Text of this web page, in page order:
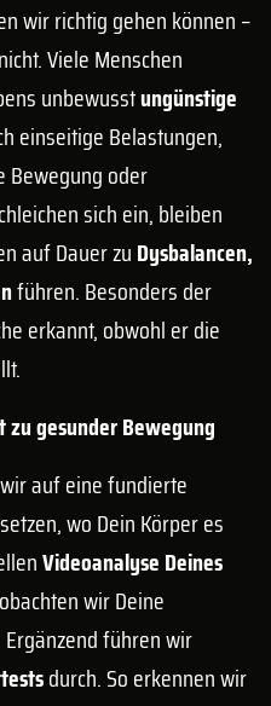
wir richtig gehen können –
Viele Menschen
unbewusstungünstige
einseitige Belastungen,
Bewegung oder
sich ein, bleiben
auf Dauer zuDysbalancen,
führen. Besonders der
erkannt, obwohl er die
gesunder Bewegung
auf eine fundierte
wo Dein Körper es
Videoanalyse Deines
wir Deine
führen wir
durch. So erkennen wir